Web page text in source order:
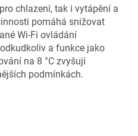
chlazení, tak i vytápění a
pomáhá snižovat
Wi-Fi ovládání
a funkce jako
na 8 °C zvyšují
podmínkách.